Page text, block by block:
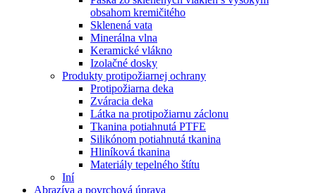
obsahom kremičitého
Sklenená vata
Minerálna vlna
Keramické vlákno
Izolačné dosky
Produkty protipožiarnej ochrany
Protipožiarna deka
Zváracia deka
Látka na protipožiarnu záclonu
Tkanina potiahnutá PTFE
Silikónom potiahnutá tkanina
Hliníková tkanina
Materiály tepelného štítu
Iní
Abrazíva a povrchová úprava